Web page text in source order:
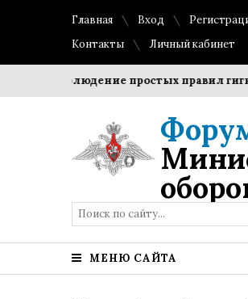
Главная Вход
Контакты
Личный кабинет
Соблюдение простых правил
МЕНЮ САЙТА